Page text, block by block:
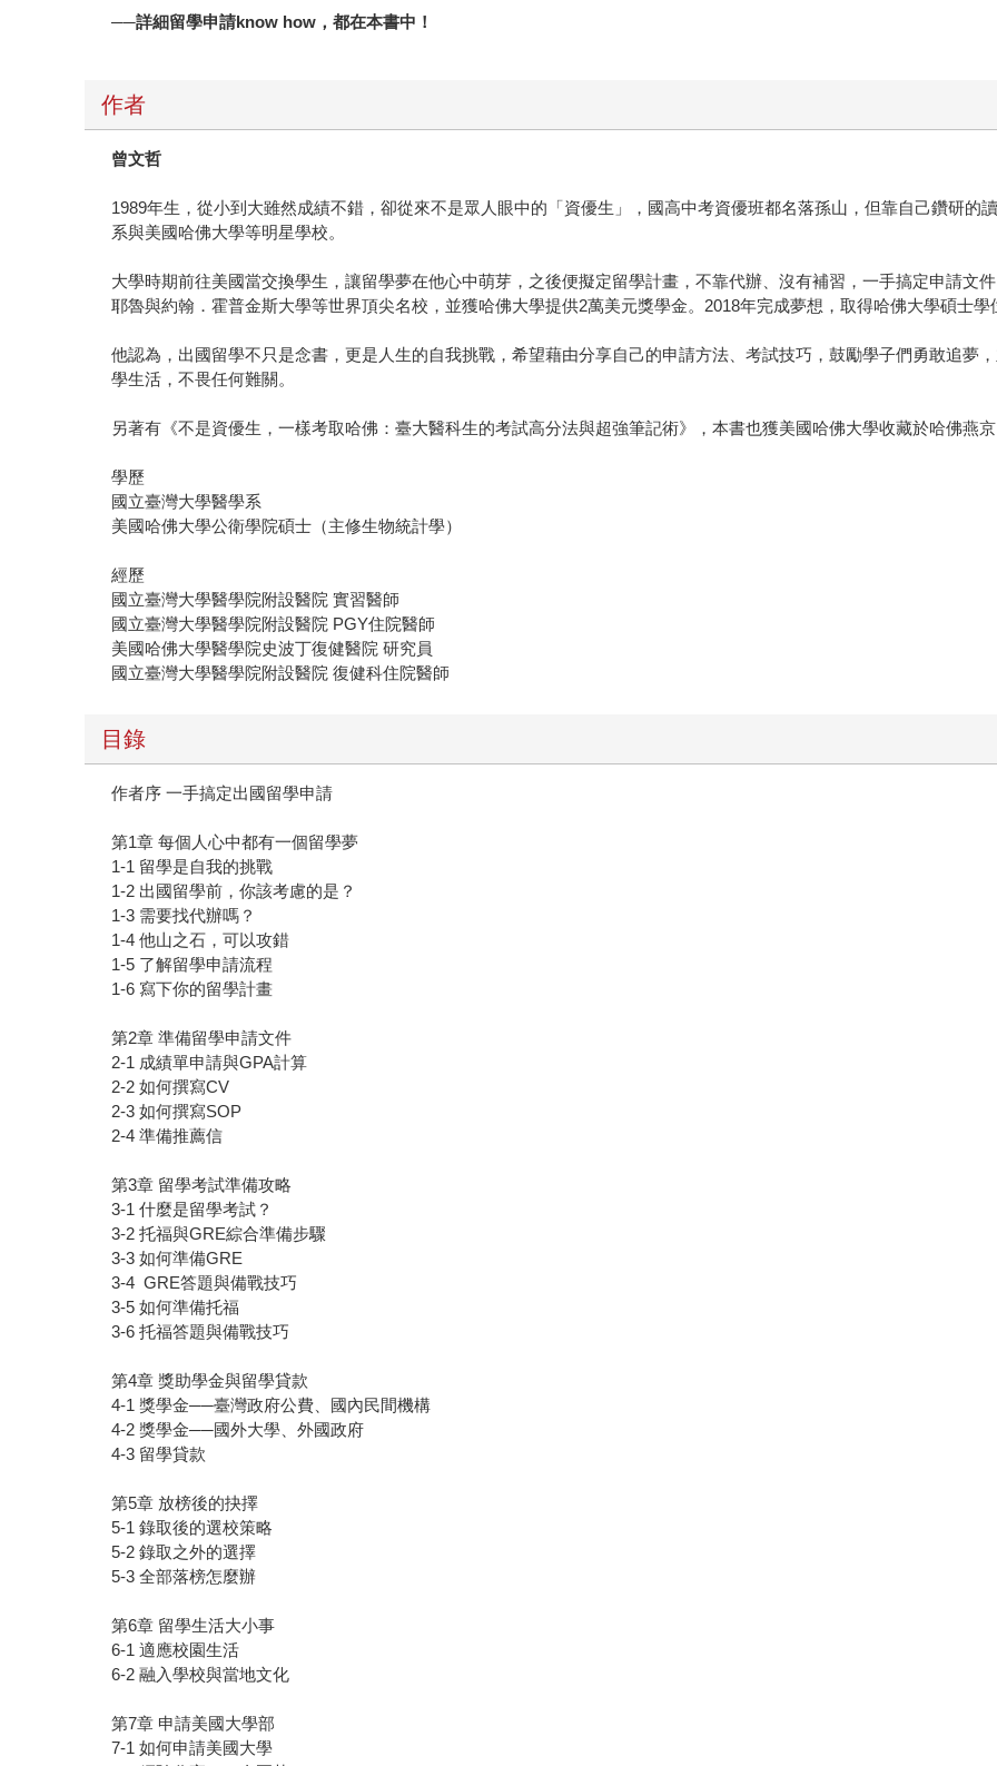
──詳細留學申請know how，都在本書中！
作者
曾文哲
1989年生，從小到大雖然成績不錯，卻從來不是眾人眼中的「資優生」，國高中考資優班都名落孫山，但靠自己鑽研的
系與美國哈佛大學等明星學校。
大學時期前往美國當交換學生，讓留學夢在他心中萌芽，之後便擬定留學計畫，不靠代辦、沒有補習，一手搞定申請文
耶魯與約翰．霍普金斯大學等世界頂尖名校，並獲哈佛大學提供2萬美元獎學金。2018年完成夢想，取得哈佛大學碩士學
他認為，出國留學不只是念書，更是人生的自我挑戰，希望藉由分享自己的申請方法、考試技巧，鼓勵學子們勇敢追夢
學生活，不畏任何難關。
另著有《不是資優生，一樣考取哈佛：臺大醫科生的考試高分法與超強筆記術》，本書也獲美國哈佛大學收藏於哈佛燕
學歷
國立臺灣大學醫學系
美國哈佛大學公衛學院碩士（主修生物統計學）
經歷
國立臺灣大學醫學院附設醫院 實習醫師
國立臺灣大學醫學院附設醫院 PGY住院醫師
美國哈佛大學醫學院史波丁復健醫院 研究員
國立臺灣大學醫學院附設醫院 復健科住院醫師
目錄
作者序 一手搞定出國留學申請
第1章 每個人心中都有一個留學夢
1-1 留學是自我的挑戰
1-2 出國留學前，你該考慮的是？
1-3 需要找代辦嗎？
1-4 他山之石，可以攻錯
1-5 了解留學申請流程
1-6 寫下你的留學計畫
第2章 準備留學申請文件
2-1 成績單申請與GPA計算
2-2 如何撰寫CV
2-3 如何撰寫SOP
2-4 準備推薦信
第3章 留學考試準備攻略
3-1 什麼是留學考試？
3-2 托福與GRE綜合準備步驟
3-3 如何準備GRE
3-4 GRE答題與備戰技巧
3-5 如何準備托福
3-6 托福答題與備戰技巧
第4章 獎助學金與留學貸款
4-1 獎學金──臺灣政府公費、國內民間機構
4-2 獎學金──國外大學、外國政府
4-3 留學貸款
第5章 放榜後的抉擇
5-1 錄取後的選校策略
5-2 錄取之外的選擇
5-3 全部落榜怎麼辦
第6章 留學生活大小事
6-1 適應校園生活
6-2 融入學校與當地文化
第7章 申請美國大學部
7-1 如何申請美國大學